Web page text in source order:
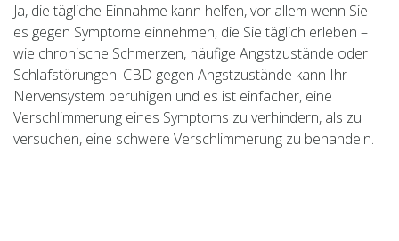
Ja, die tägliche Einnahme kann helfen, vor allem wenn Sie
es gegen Symptome einnehmen, die Sie täglich erleben –
wie chronische Schmerzen, häufige Angstzustände oder
Schlafstörungen. CBD gegen Angstzustände kann Ihr
Nervensystem beruhigen und es ist einfacher, eine
Verschlimmerung eines Symptoms zu verhindern, als zu
versuchen, eine schwere Verschlimmerung zu behandeln.